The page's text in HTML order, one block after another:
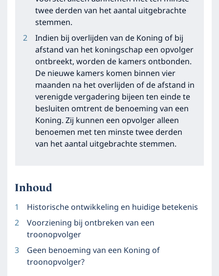
twee derden van het aantal uitgebrachte
stemmen.
Indien bij overlijden van de Koning of bij
afstand van het koningschap een opvolger
ontbreekt, worden de kamers ontbonden.
De nieuwe kamers komen binnen vier
maanden na het overlijden of de afstand in
verenigde vergadering bijeen ten einde te
besluiten omtrent de benoeming van een
Koning. Zij kunnen een opvolger alleen
benoemen met ten minste twee derden
van het aantal uitgebrachte stemmen.
Inhoud
Historische ontwikkeling en huidige betekenis
Voorziening bij ontbreken van een
troonopvolger
Geen benoeming van een Koning of
troonopvolger?